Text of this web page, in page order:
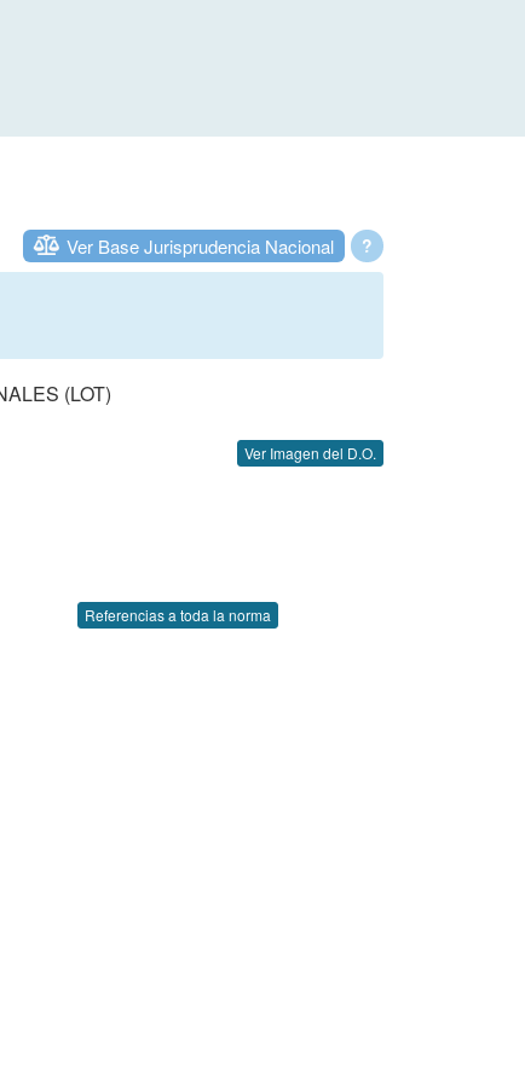
?
Ver Base Jurisprudencia Nacional
(LOT)
Ver Imagen del D.O.
Referencias a toda la norma